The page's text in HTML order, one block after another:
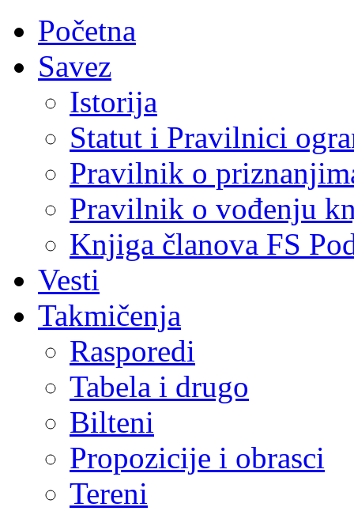
Početna
Savez
Istorija
Statut i Pravilnici
Pravilnik o
Pravilnik o vođenju
Knjiga članova FS
Vesti
Takmičenja
Rasporedi
Tabela i drugo
Bilteni
Propozicije i obrasci
Tereni